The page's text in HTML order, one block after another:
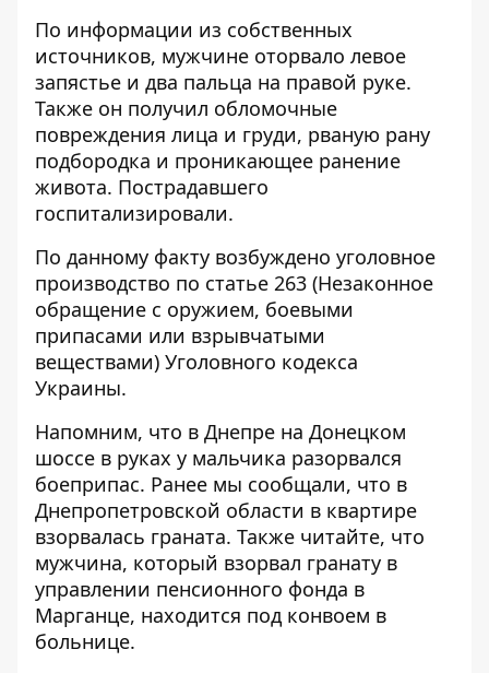
По информации из собственных
источников, мужчине оторвало левое
запястье и два пальца на правой руке.
Также он получил обломочные
повреждения лица и груди, рваную рану
подбородка и проникающее ранение
живота. Пострадавшего
госпитализировали.
По данному факту возбуждено уголовное
производство по статье 263 (Незаконное
обращение с оружием, боевыми
припасами или взрывчатыми
веществами) Уголовного кодекса
Украины.
Напомним, что в Днепре на Донецком
шоссе в руках у мальчика разорвался
боеприпас. Ранее мы сообщали, что в
Днепропетровской области в квартире
взорвалась граната. Также читайте, что
мужчина, который взорвал гранату в
управлении пенсионного фонда в
Марганце, находится под конвоем в
больнице.